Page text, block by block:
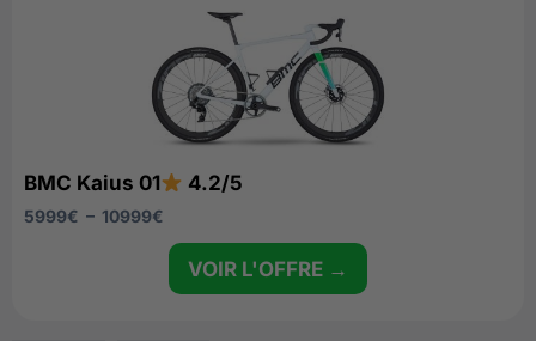
BMC Kaius 01 4.2/5
5999€ – 10999€
VOIR L'OFFRE →